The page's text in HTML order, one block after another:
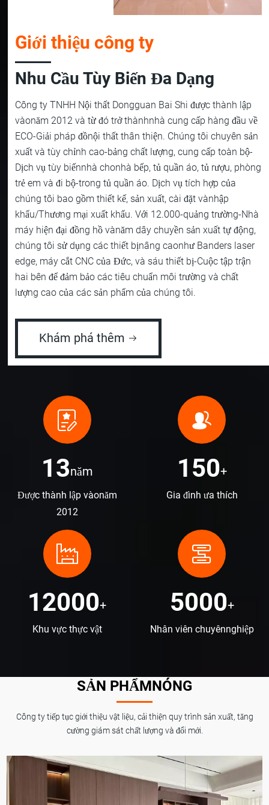
Giới thiệu công ty
Nhu Cầu Tùy Biến Đa Dạng
Công ty TNHH Nội thất Dongguan Bai Shi được thành lập
vàonăm 2012 và từ đó trở thànhnhà cung cấp hàng đầu về
ECO-Giải pháp đồnội thất thân thiện. Chúng tôi chuyên sản
xuất và tùy chỉnh cao-bảng chất lượng, cung cấp toàn bộ-
Dịch vụ tùy biếnnhà chonhà bếp, tủ quần áo, tủ rượu, phòng
trẻ em và đi bộ-trong tủ quần áo. Dịch vụ tích hợp của
chúng tôi bao gồm thiết kế, sản xuất, cài đặt vànhập
khẩu/Thương mại xuất khẩu. Với 12.000-quảng trường-Nhà
máy hiện đại đồng hồ vànăm dây chuyền sản xuất tự động,
chúng tôi sử dụng các thiết bịnâng caonhư Banders laser
edge, máy cắt CNC của Đức, và sáu thiết bị-Cuộc tập trận
hai bên để đảm bảo các tiêu chuẩn môi trường và chất
lượng cao của các sản phẩm của chúng tôi.
Khám phá thêm
13năm
Được thành lập vàonăm
2012
150+
Gia đình ưa thích
12000+
Khu vực thực vật
5000+
Nhân viên chuyênnghiệp
SẢN PHẨMNÓNG
Công ty tiếp tục giới thiệu vật liệu, cải thiện quy trình sản xuất, tăng
cường giám sát chất lượng và đổi mới.